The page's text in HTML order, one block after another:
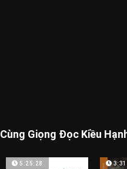
Cùng Giọng Đọc Kiều
5:25:28